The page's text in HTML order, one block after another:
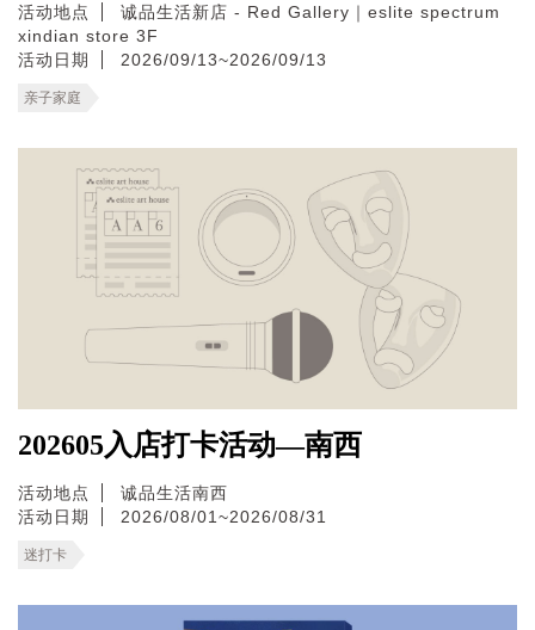
活动地点
诚品生活新店 - Red Gallery｜eslite spectrum
xindian store 3F
活动日期
2026/09/13~2026/09/13
亲子家庭
202605入店打卡活动—南西
活动地点
诚品生活南西
活动日期
2026/08/01~2026/08/31
迷打卡